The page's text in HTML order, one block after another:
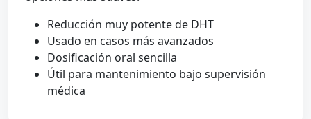
Reducción muy potente de DHT
Usado en casos más avanzados
Dosificación oral sencilla
Útil para mantenimiento bajo supervisión
médica